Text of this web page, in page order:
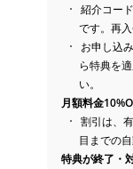
紹介コー
です。再
お申し込
ら特典を
い。
月額料金
割引は、
目までの
特典が終了・